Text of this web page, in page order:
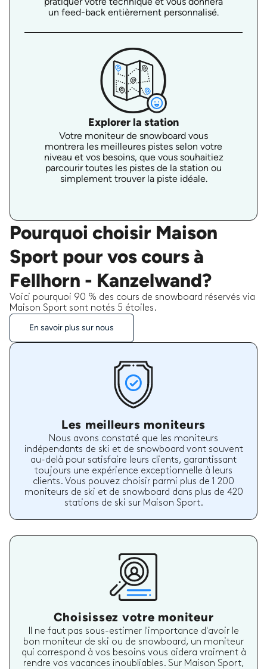
un feed-back entièrement personnalisé.
Explorer la station
Votre moniteur de snowboard vous
montrera les meilleures pistes selon votre
niveau et vos besoins, que vous souhaitiez
parcourir toutes les pistes de la station ou
simplement trouver la piste idéale.
Pourquoi choisir Maison
Sport pour vos cours à
Fellhorn - Kanzelwand?
Voici pourquoi 90 % des cours de snowboard réservés via
Maison Sport sont notés 5 étoiles.
En savoir plus sur nous
Les meilleurs moniteurs
Nous avons constaté que les moniteurs
indépendants de ski et de snowboard vont souvent
au-delà pour satisfaire leurs clients, garantissant
toujours une expérience exceptionnelle à leurs
clients. Vous pouvez choisir parmi plus de 1 200
moniteurs de ski et de snowboard dans plus de 420
stations de ski sur Maison Sport.
Choisissez votre moniteur
Il ne faut pas sous-estimer l'importance d'avoir le
bon moniteur de ski ou de snowboard, un moniteur
qui correspond à vos besoins vous aidera vraiment à
rendre vos vacances inoubliables. Sur Maison Sport,